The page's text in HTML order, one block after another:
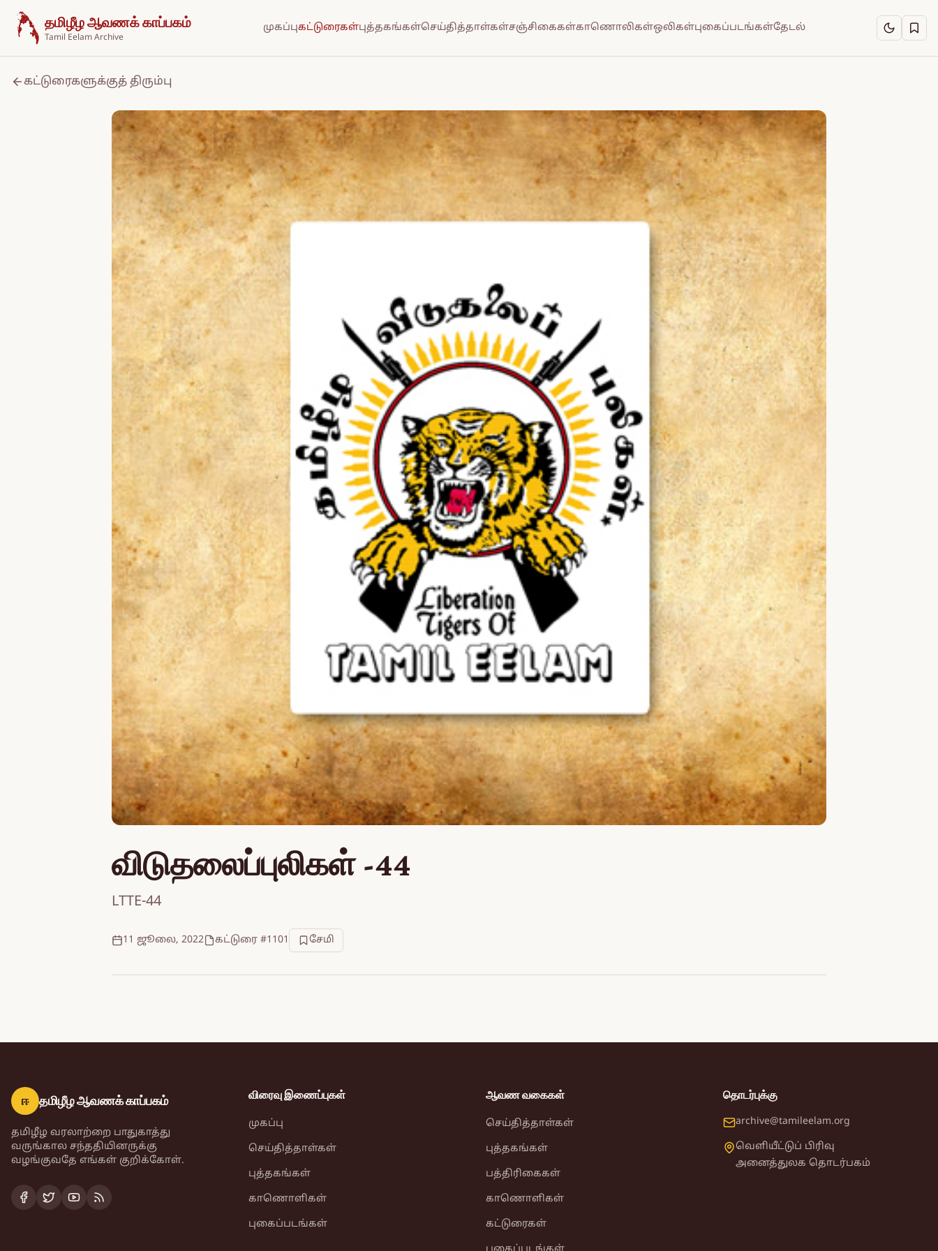
உள்ளடக்கத்திற்குச் செல்க
தமிழீழ ஆவணக் காப்பகம்
Tamil Eelam Archive
முகப்புகட்டுரைகள்புத்தகங்கள்செய்தித்தாள்கள்சஞ்சிகைகள்காணொலிகள்ஒலிகள்புகைப்படங்கள்தேடல்
கட்டுரைகளுக்குத் திரும்பு
விடுதலைப்புலிகள் -44
LTTE-44
11 ஜூலை, 2022 கட்டுரை #1101 சேமி
ஈ தமிழீழ ஆவணக் காப்பகம்
தமிழீழ வரலாற்றை பாதுகாத்து
வருங்கால சந்ததியினருக்கு
வழங்குவதே எங்கள் குறிக்கோள்.
விரைவு இணைப்புகள்
முகப்பு
செய்தித்தாள்கள்
புத்தகங்கள்
காணொளிகள்
புகைப்படங்கள்
ஆவண வகைகள்
செய்தித்தாள்கள்
புத்தகங்கள்
பத்திரிகைகள்
காணொளிகள்
கட்டுரைகள்
தொடர்புக்கு
archive@tamileelam.org
வெளியீட்டுப் பிரிவு
அனைத்துலக தொடர்பகம்